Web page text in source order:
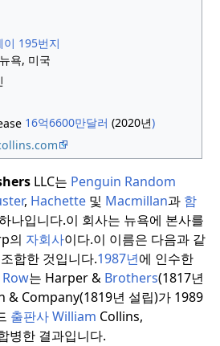
이 195번지
욕, 미국
16억6600만달러 (2020년)
.com
LLC는 Penguin Random
, Hachette 및 Macmillan과 함
나입니다.이 회사는 뉴욕에 본사를
의 자회사이다.이 이름은 다음과 같
합한 것입니다.1987년에 인수한
Row는 Harper & Brothers(1817년
& Company(1819년 설립)가 1989
출판사 William Collins,
병한 결과입니다.